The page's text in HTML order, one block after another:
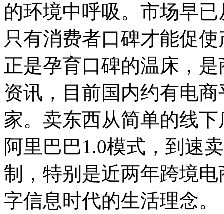
的环境中呼吸。市场早
只有消费者口碑才能促
正是孕育口碑的温床，
资讯，目前国内约有电
家。卖东西从简单的线
阿里巴巴1.0模式，到速
制，特别是近两年跨境
字信息时代的生活理念。